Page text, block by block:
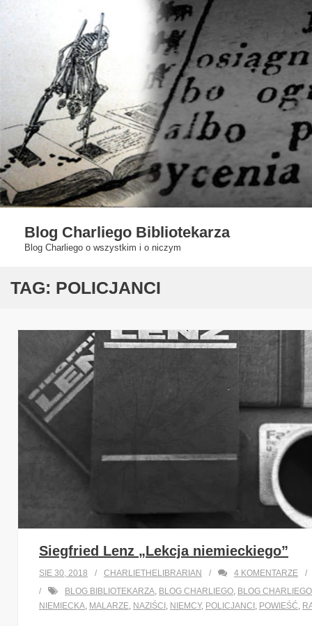
Blog Charliego Bibliotekarza
Blog Charliego o wszystkim i o niczym
TAG: POLICJANCI
Siegfried Lenz „Lekcja niemieckiego”
SIE 30, 2018 CHARLIETHELIBRARIAN 4 KOMENTARZE
BLOG BIBLIOTEKARZA, BLOG CHARLIEGO, BLOG
NIEMIECKA, MALARZE, NAZIŚCI , NIEMCY, POLICJANCI , POWIEŚĆ,